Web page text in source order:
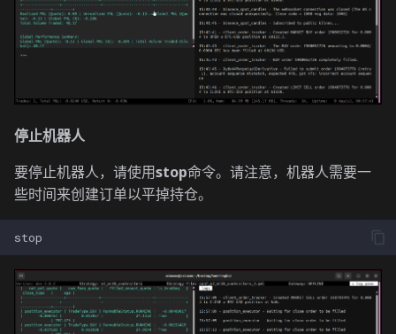
停止机器人
要停止机器人，请使用stop命令。请注意，机器人需要一
些时间来创建订单以平掉持仓。